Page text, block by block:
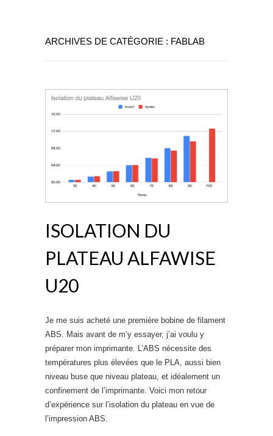
ARCHIVES DE CATÉGORIE : FABLAB
ISOLATION DU
PLATEAU ALFAWISE
U20
Je me suis acheté une première bobine de filament
ABS. Mais avant de m’y essayer, j’ai voulu y
préparer mon imprimante. L’ABS nécessite des
températures plus élevées que le PLA, aussi bien
niveau buse que niveau plateau, et idéalement un
confinement de l’imprimante. Voici mon retour
d’expérience sur l’isolation du plateau en vue de
l’impression ABS.